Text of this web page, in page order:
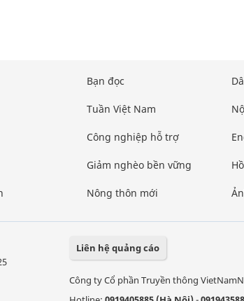
Bạn đọc
Tuần Việt Nam
Công nghiệp hỗ trợ
Giảm nghèo bền vững
Nông thôn mới
Liên hệ quảng cáo
Công ty Cổ phần Truyền thông